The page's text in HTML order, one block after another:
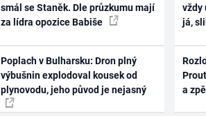
smál se Staněk. Dle průzkumu mají
za lídra opozice Babiše
Poplach v Bulharsku: Dron plný
výbušnin explodoval kousek od
plynovodu, jeho původ je nejasný
vždy
já,
a